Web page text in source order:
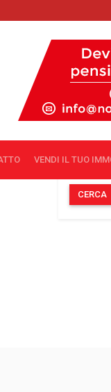
VENDI IL TUO
LUOGO
TIPO DI
CERCA